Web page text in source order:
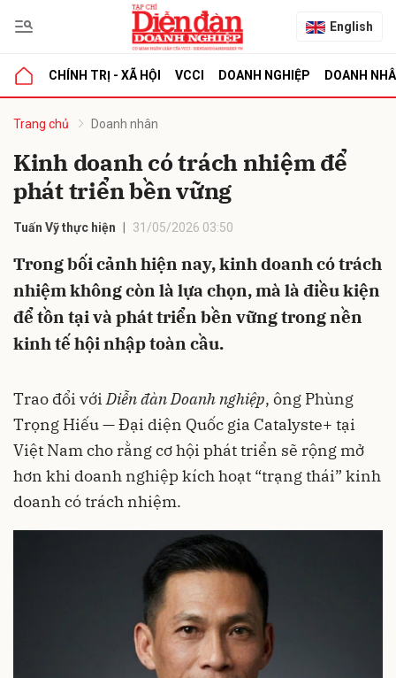
English
CHÍNH TRỊ - XÃ HỘI VCCI DOANH NGHIỆP DOANH
Trang chủ Doanh nhân
Kinh doanh có trách nhiệm để
phát triển bền vững
Tuấn Vỹ thực hiện 31/05/2026 03:50
Trong bối cảnh hiện nay, kinh doanh có trách
nhiệm không còn là lựa chọn, mà là điều kiện
để tồn tại và phát triển bền vững trong nền
kinh tế hội nhập toàn cầu.
Trao đổi vớiDiễn đàn Doanh nghiệp, ông Phùng
Trọng Hiếu — Đại diện Quốc gia Catalyste+ tại
Việt Nam cho rằng cơ hội phát triển sẽ rộng mở
hơn khi doanh nghiệp kích hoạt “trạng thái” kinh
doanh có trách nhiệm.
luận
Hủy